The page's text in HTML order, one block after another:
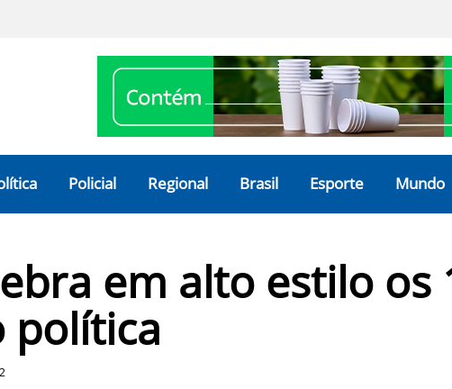
Policial Regional Brasil Esporte Mundo
em alto estilo os
política